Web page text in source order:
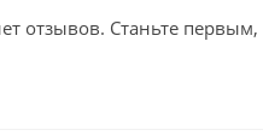
отзывов. Станьте